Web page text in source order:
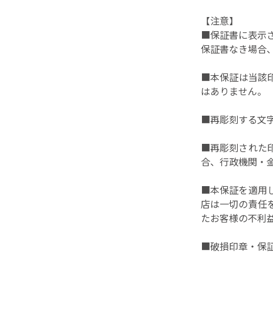
【注意】
■保証書に表示
保証書なき場合
■本保証は当該
はありません。
■再彫刻する文
■再彫刻された
合、行政機関・
■本保証を適用
店は一切の責任
たお客様の不利
■破損印章・保